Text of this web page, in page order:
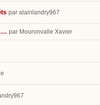
par alainlandry967
par Mouronvalle Xavier